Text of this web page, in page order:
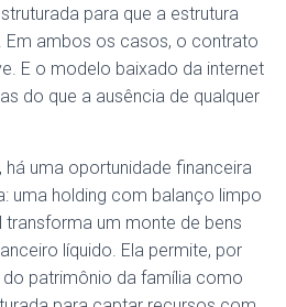
para que a estrutura
Em ambos os casos, o contrato
E o modelo baixado da internet
do que a ausência de qualquer
uma oportunidade financeira
uma holding com balanço limpo
um monte de bens
líquido. Ela permite, por
patrimônio da família como